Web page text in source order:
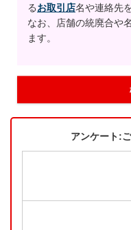
るお取引店名や連絡先
なお、店舗の統廃合や
ます。
アンケート: